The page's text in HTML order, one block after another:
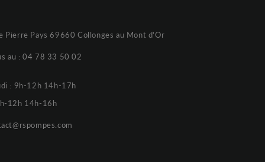
Pierre Pays 69660 Collonges au Mont d'Or
au :04 78 33 50 02
: 9h-12h 14h-17h
12h 14h-16h